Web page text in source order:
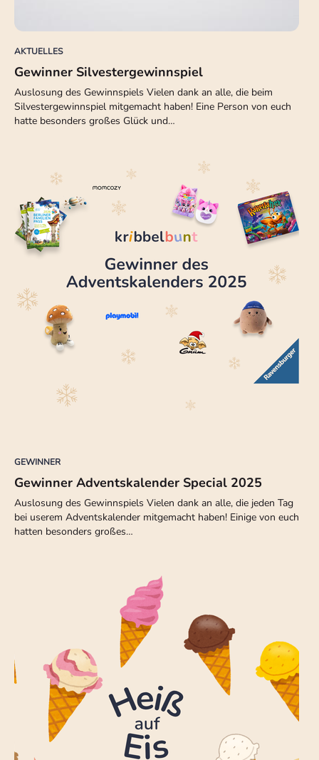
AKTUELLES
Gewinner Silvestergewinnspiel
Auslosung des Gewinnspiels Vielen dank an alle, die beim
Silvestergewinnspiel mitgemacht haben! Eine Person von euch
hatte besonders großes Glück und…
GEWINNER
Gewinner Adventskalender Special 2025
Auslosung des Gewinnspiels Vielen dank an alle, die jeden Tag
bei userem Adventskalender mitgemacht haben! Einige von euch
hatten besonders großes…